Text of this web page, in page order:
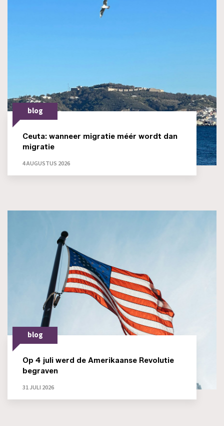
blog
Ceuta: wanneer migratie méér wordt dan
migratie
4 AUGUSTUS 2026
blog
Op 4 juli werd de Amerikaanse Revolutie
begraven
31 JULI 2026